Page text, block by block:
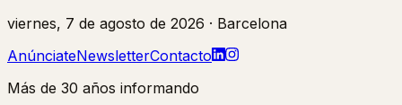
viernes, 7 de agosto de 2026 · Barcelona
AnúnciateNewsletterContacto
Más de 30 años informando